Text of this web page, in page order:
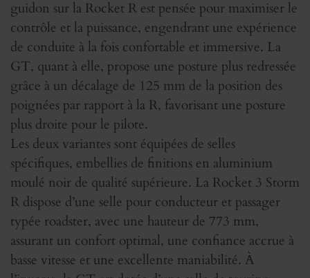
guidon sur la Rocket R est pensée pour maximiser le
contrôle et la puissance, engendrant une expérience
de conduite à la fois confortable et immersive. La
GT, quant à elle, propose une posture plus redressée
grâce à un décalage de 125 mm de la position des
poignées par rapport à la R, favorisant une posture
plus droite pour le pilote.
Les deux variantes sont équipées de selles
spécifiques, embellies de finitions en aluminium
moulé noir de qualité supérieure. La Rocket 3 Storm
R dispose d’une selle pour conducteur et passager
typée roadster, avec une hauteur de 773 mm,
assurant un confort optimal, une confiance accrue à
basse vitesse et une excellente maniabilité. À